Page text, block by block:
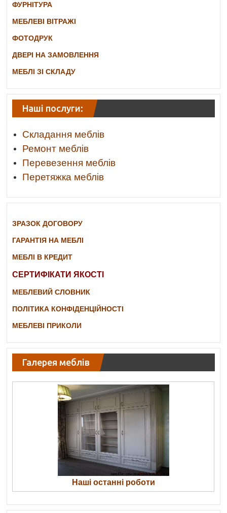
ФУРНІТУРА
МЕБЛЕВІ ВІТРАЖІ
ФОТОДРУК
ДВЕРІ НА ЗАМОВЛЕННЯ
МЕБЛІ ЗІ СКЛАДУ
Наші послуги:
Складання меблів
Ремонт меблів
Перевезення меблів
Перетяжка меблів
ЗРАЗОК ДОГОВОРУ
ГАРАНТІЯ НА МЕБЛІ
МЕБЛІ В КРЕДИТ
СЕРТИФІКАТИ ЯКОСТІ
МЕБЛЕВИЙ СЛОВНИК
ПОЛІТИКА КОНФІДЕНЦІЙНОСТІ
МЕБЛЕВІ ПРИКОЛИ
Галерея меблів
Наші останні роботи